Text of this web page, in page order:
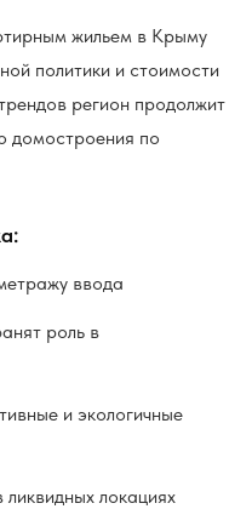
жильем в Крыму
политики и стоимости
регион продолжит
домостроения по
ввода
роль в
и экологичные
локациях